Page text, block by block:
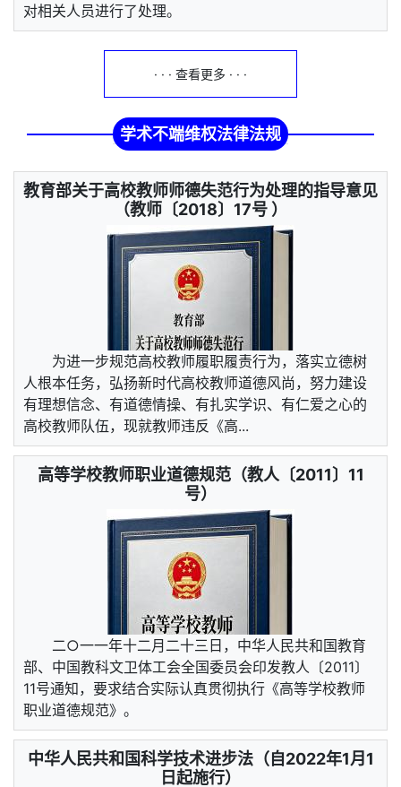
对相关人员进行了处理。
· · · 查看更多 · · ·
学术不端维权法律法规
教育部关于高校教师师德失范行为处理的指导意见
（教师〔2018〕17号 ）
为进一步规范高校教师履职履责行为，落实立德树
人根本任务，弘扬新时代高校教师道德风尚，努力建设
有理想信念、有道德情操、有扎实学识、有仁爱之心的
高校教师队伍，现就教师违反《高...
高等学校教师职业道德规范（教人〔2011〕11
号）
二○一一年十二月二十三日，中华人民共和国教育
部、中国教科文卫体工会全国委员会印发教人〔2011〕
11号通知，要求结合实际认真贯彻执行《高等学校教师
职业道德规范》。
中华人民共和国科学技术进步法（自2022年1月1
日起施行）